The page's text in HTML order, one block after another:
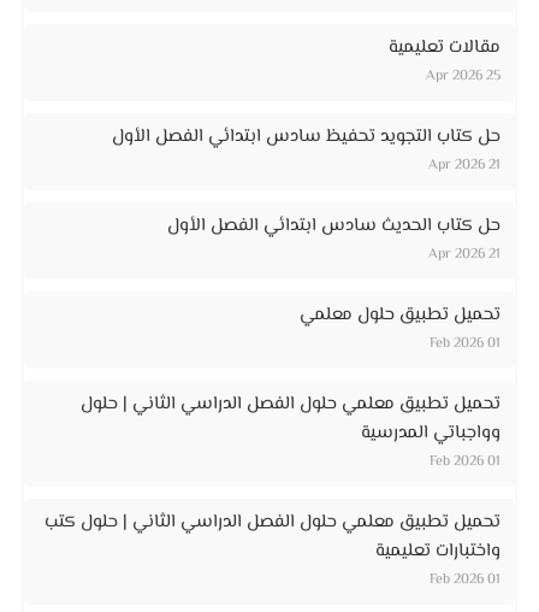
مقالات تعليمية
25 Apr 2026
حل كتاب التجويد تحفيظ سادس ابتدائي الفصل الأول
21 Apr 2026
حل كتاب الحديث سادس ابتدائي الفصل الأول
21 Apr 2026
تحميل تطبيق حلول معلمي
01 Feb 2026
تحميل تطبيق معلمي حلول الفصل الدراسي الثاني | حلول
وواجباتي المدرسية
01 Feb 2026
تحميل تطبيق معلمي حلول الفصل الدراسي الثاني | حلول كتب
واختبارات تعليمية
01 Feb 2026